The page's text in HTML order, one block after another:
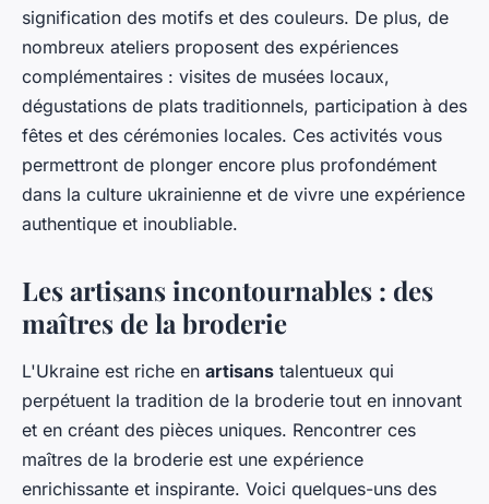
signification des motifs et des couleurs. De plus, de
nombreux ateliers proposent des expériences
complémentaires : visites de musées locaux,
dégustations de plats traditionnels, participation à des
fêtes et des cérémonies locales. Ces activités vous
permettront de plonger encore plus profondément
dans la culture ukrainienne et de vivre une expérience
authentique et inoubliable.
Les artisans incontournables : des
maîtres de la broderie
L'Ukraine est riche en artisans talentueux qui
perpétuent la tradition de la broderie tout en innovant
et en créant des pièces uniques. Rencontrer ces
maîtres de la broderie est une expérience
enrichissante et inspirante. Voici quelques-uns des